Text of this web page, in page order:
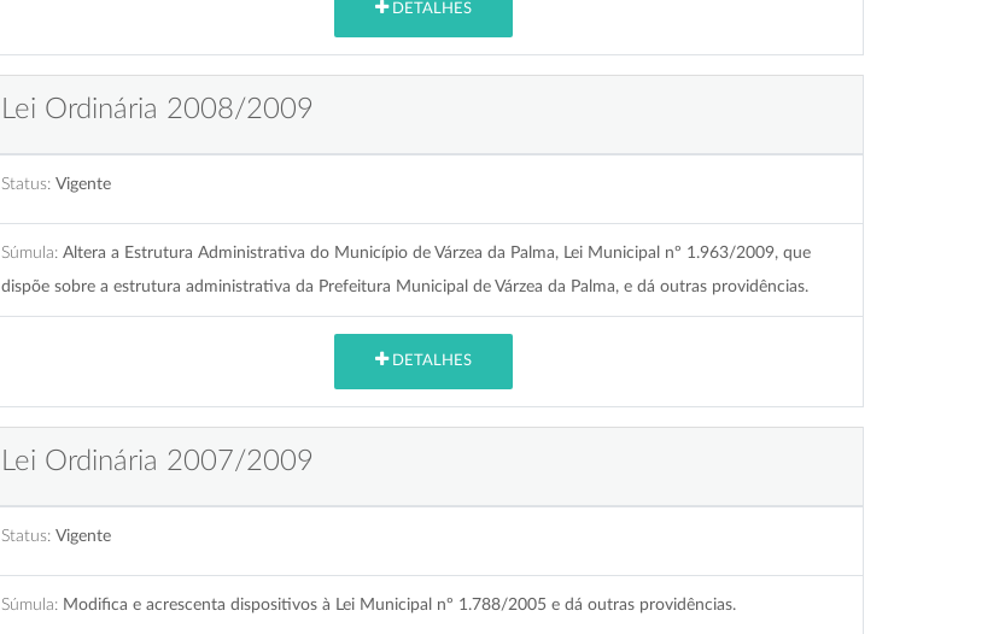
DETALHES
Lei Ordinária 2008/2009
Status: Vigente
Súmula: Altera a Estrutura Administrativa do Município de Várzea da Palma, Lei Municipal nº 1.963/2009, que
dispõe sobre a estrutura administrativa da Prefeitura Municipal de Várzea da Palma, e dá outras providências.
DETALHES
Lei Ordinária 2007/2009
Status: Vigente
Súmula: Modifica e acrescenta dispositivos à Lei Municipal nº 1.788/2005 e dá outras providências.